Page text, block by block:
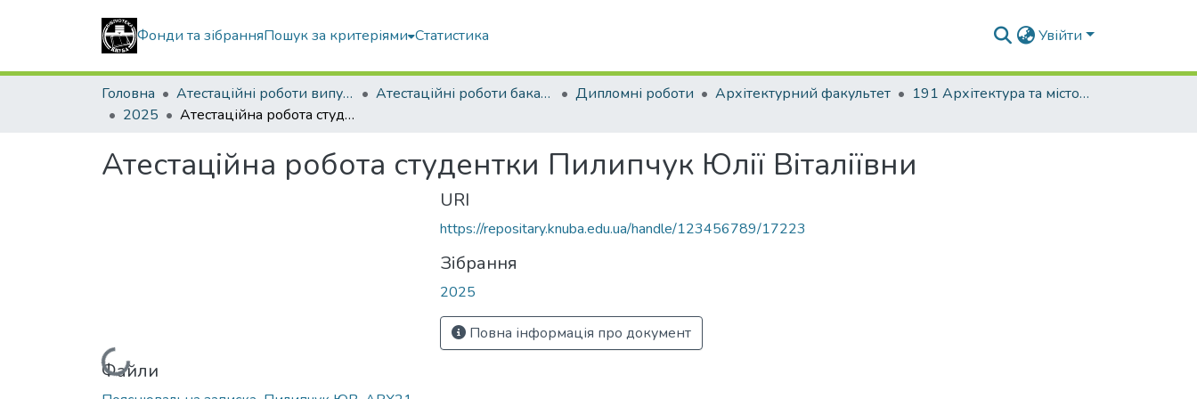
Фонди та зібранняПошук за критеріями Статистика Увійти
Головна Атестаційні роботи випускників Атестаційні роботи бакалаврів Дипломні роботи Архітектурний факультет
191 Архітектура та містобудування
2025
Атестаційна робота студентки Пилипчук Юлії Віталіївни
Атестаційна робота студентки Пилипчук Юлії Віталіївни
Файли
URI
https://repositary.knuba.edu.ua/handle/123456789/17223
Зібрання
2025
Повна інформація про документ